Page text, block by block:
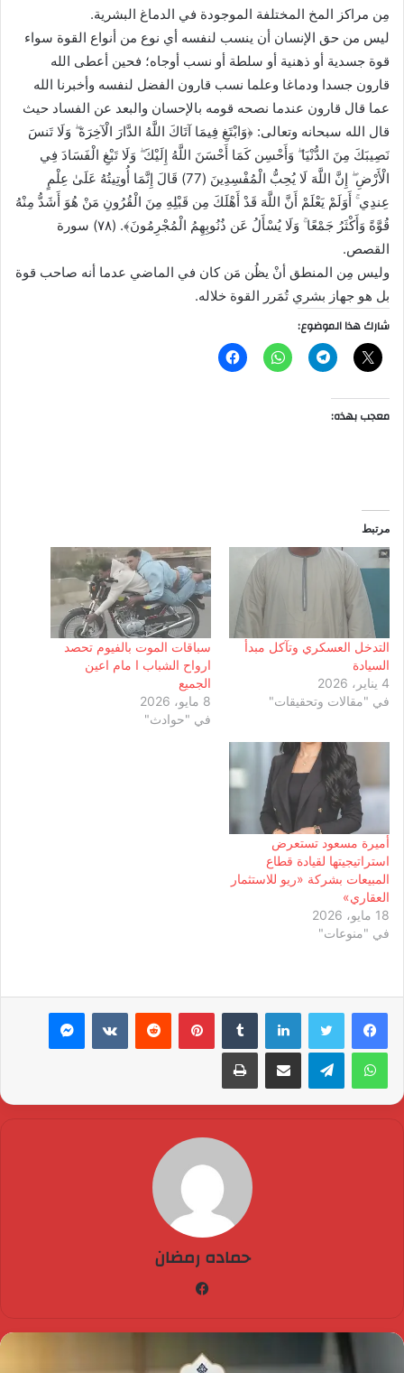
مِن مراكز المخ المختلفة الموجودة في الدماغ البشرية.
ليس من حق الإنسان أن ينسب لنفسه أي نوع من أنواع القوة سواء
قوة جسدية أو ذهنية أو سلطة أو نسب أوجاه؛ فحين أعطى الله
قارون جسدا ودماغا وعلما نسب قارون الفضل لنفسه وأخبرنا الله
عما قال قارون عندما نصحه قومه بالإحسان والبعد عن الفساد حيث
قال الله سبحانه وتعالى: ﴿وَابْتَغِ فِيمَا آتَاكَ اللَّهُ الدَّارَ الْآخِرَةَ ۖ وَلَا تَنسَ
نَصِيبَكَ مِنَ الدُّنْيَا ۖ وَأَحْسِن كَمَا أَحْسَنَ اللَّهُ إِلَيْكَ ۖ وَلَا تَبْغِ الْفَسَادَ فِي
الْأَرْضِ ۖ إِنَّ اللَّهَ لَا يُحِبُّ الْمُفْسِدِينَ (77) قَالَ إِنَّمَا أُوتِيتُهُ عَلَىٰ عِلْمٍ
عِندِي ۚ أَوَلَمْ يَعْلَمْ أَنَّ اللَّهَ قَدْ أَهْلَكَ مِن قَبْلِهِ مِنَ الْقُرُونِ مَنْ هُوَ أَشَدُّ مِنْهُ
قُوَّةً وَأَكْثَرُ جَمْعًا ۚ وَلَا يُسْأَلُ عَن ذُنُوبِهِمُ الْمُجْرِمُونَ﴾. (٧٨) سورة
القصص.
وليس مِن المنطق أنْ يظُن مَن كان في الماضي عدما أنه صاحب قوة
بل هو جهاز بشري تُمَرر القوة خلاله.
شارك هذا الموضوع:
معجب بهذه:
مرتبط
التدخل العسكري وتآكل مبدأ
السيادة
4 يناير، 2026
في "مقالات وتحقيقات"
سباقات الموت بالفيوم تحصد
ارواح الشباب ا مام اعين
الجميع
8 مايو، 2026
في "حوادث"
أميرة مسعود تستعرض
استراتيجيتها لقيادة قطاع
المبيعات بشركة «ريو للاستثمار
العقاري»
18 مايو، 2026
في "منوعات"
لينكدإن بينتيريست ماسنجر
واتساب تيلقرام مشاركة عبر البريد طباعة
حماده رمضان